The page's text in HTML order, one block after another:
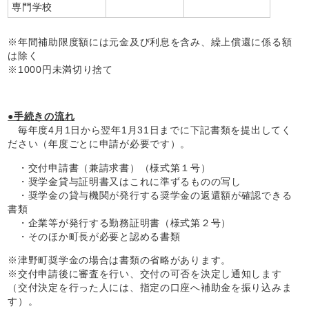
専門学校
※年間補助限度額には元金及び利息を含み、繰上償還に係る額
は除く
※1000円未満切り捨て
●手続きの流れ
毎年度4月1日から翌年1月31日までに下記書類を提出してく
ださい（年度ごとに申請が必要です）。
・交付申請書（兼請求書）（様式第１号）
・奨学金貸与証明書又はこれに準ずるものの写し
・奨学金の貸与機関が発行する奨学金の返還額が確認できる
書類
・企業等が発行する勤務証明書（様式第２号）
・そのほか町長が必要と認める書類
※津野町奨学金の場合は書類の省略があります。
※交付申請後に審査を行い、交付の可否を決定し通知します
（交付決定を行った人には、指定の口座へ補助金を振り込みま
す）。